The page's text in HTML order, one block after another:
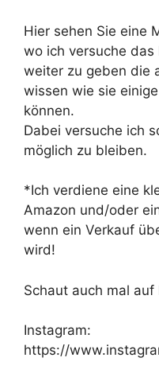
Hier sehen Sie eine
wo ich versuche
weiter zu geben die
wissen wie sie
können.
Dabei versuche ich
möglich zu bleiben.
*Ich verdiene eine
Amazon und/oder
wenn ein Verkauf
wird!
Schaut auch mal
Instagram:
https://